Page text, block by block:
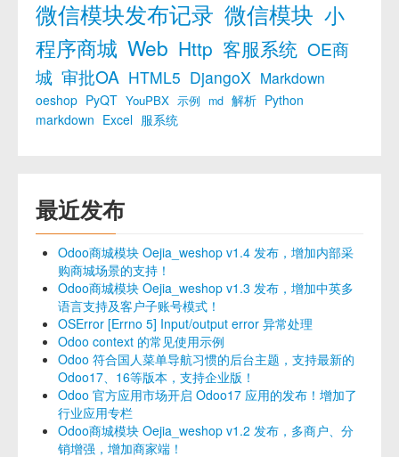
微信模块发布记录 微信模块 小
程序商城 Web Http 客服系统 OE商
城 审批OA HTML5 DjangoX Markdown
oeshop PyQT YouPBX 示例 md 解析 Python
markdown Excel 服系统
最近发布
Odoo商城模块 Oejia_weshop v1.4 发布，增加内部采
购商城场景的支持！
Odoo商城模块 Oejia_weshop v1.3 发布，增加中英多
语言支持及客户子账号模式！
OSError [Errno 5] Input/output error 异常处理
Odoo context 的常见使用示例
Odoo 符合国人菜单导航习惯的后台主题，支持最新的
Odoo17、16等版本，支持企业版！
Odoo 官方应用市场开启 Odoo17 应用的发布！增加了
行业应用专栏
Odoo商城模块 Oejia_weshop v1.2 发布，多商户、分
销增强，增加商家端！